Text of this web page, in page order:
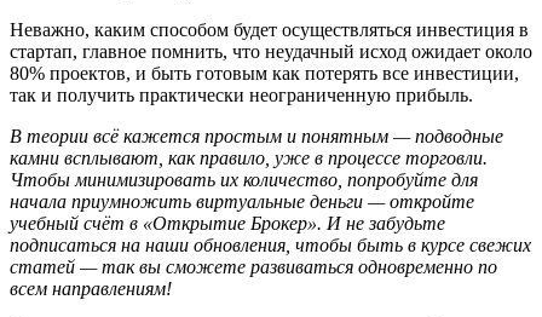
Неважно, каким способом будет осуществляться инвестиция в
стартап, главное помнить, что неудачный исход ожидает около
80% проектов, и быть готовым как потерять все инвестиции,
так и получить практически неограниченную прибыль.
В теории всё кажется простым и понятным — подводные
камни всплывают, как правило, уже в процессе торговли.
Чтобы минимизировать их количество, попробуйте для
начала приумножить виртуальные деньги — откройте
учебный счёт в «Открытие Брокер». И не забудьте
подписаться на наши обновления, чтобы быть в курсе свежих
статей — так вы сможете развиваться одновременно по
всем направлениям!